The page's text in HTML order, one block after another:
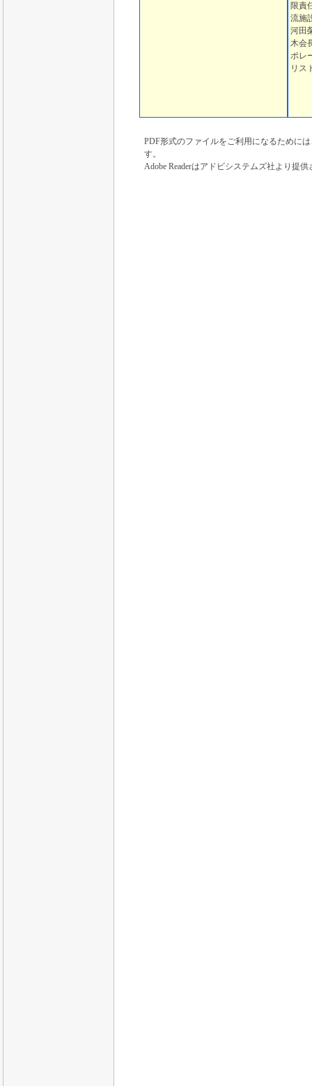
限責
流施
河田
木会
ポレ
リス
PDF形式のファイルをご利用になるためには
す。
Adobe Readerはアドビシステムズ社より提